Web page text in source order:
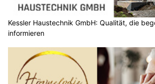
Kessler Haustechnik GmbH: Qualität, die
informieren